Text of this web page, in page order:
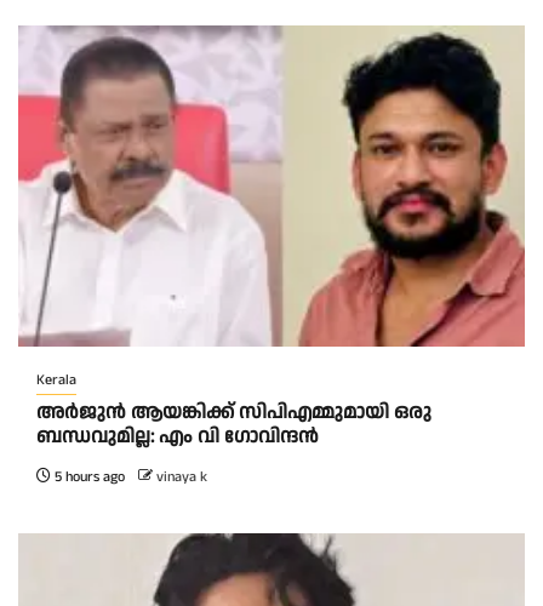
Kerala
അര്‍ജുന്‍ ആയങ്കിക്ക് സിപിഎമ്മുമായി ഒരു
ബന്ധവുമില്ല: എം വി ഗോവിന്ദന്‍
5 hours ago vinaya k